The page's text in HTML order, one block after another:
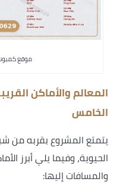
موقع
المعالم والأماكن
الخامس
يتمتع المشروع بقربه من
الحيوية، وفيما يلي أبرز
والمسافات إليها: